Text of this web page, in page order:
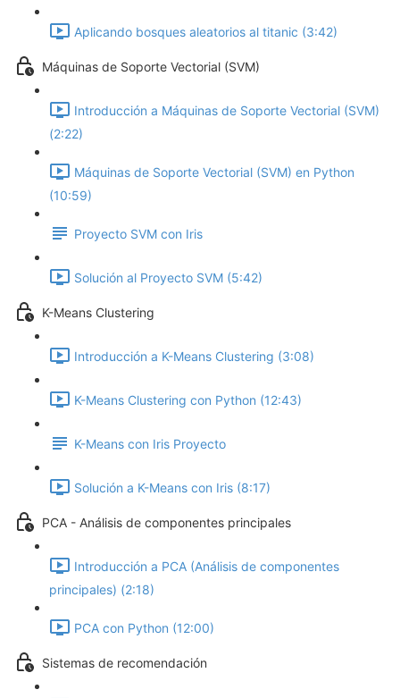
Aplicando bosques aleatorios al titanic (3:42)
Máquinas de Soporte Vectorial (SVM)
Introducción a Máquinas de Soporte Vectorial (SVM)
(2:22)
Máquinas de Soporte Vectorial (SVM) en Python
(10:59)
Proyecto SVM con Iris
Solución al Proyecto SVM (5:42)
K-Means Clustering
Introducción a K-Means Clustering (3:08)
K-Means Clustering con Python (12:43)
K-Means con Iris Proyecto
Solución a K-Means con Iris (8:17)
PCA - Análisis de componentes principales
Introducción a PCA (Análisis de componentes
principales) (2:18)
PCA con Python (12:00)
Sistemas de recomendación